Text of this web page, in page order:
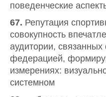
поведенческие
67. Репутация
совокупность
аудитории,
федерацией,
измерениях:
системном